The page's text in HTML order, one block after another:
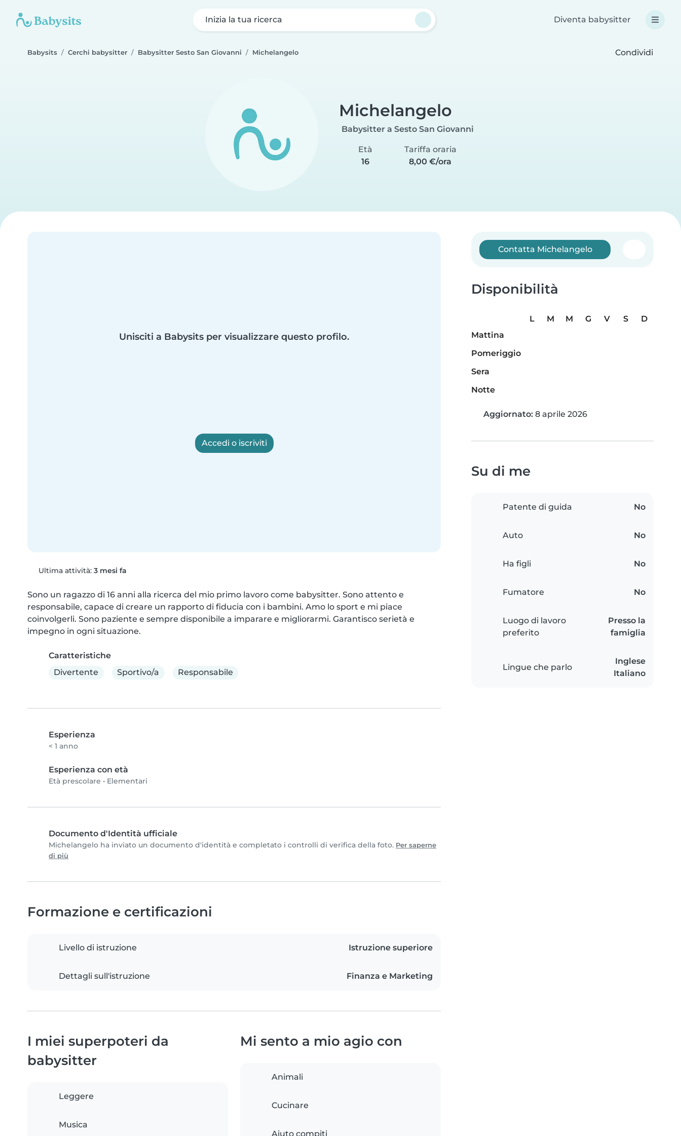
Inizia la tua ricerca Diventa babysitter
Babysits Cerchi babysitter Babysitter Sesto San Giovanni Michelangelo Condividi
Michelangelo
Babysitter a Sesto San Giovanni
Età
16
Tariffa oraria
8,00 €/ora
Unisciti a Babysits per visualizzare questo profilo.
Accedi o iscriviti
Ultima attività: 3 mesi fa
Sono un ragazzo di 16 anni alla ricerca del mio primo lavoro come babysitter. Sono attento e
responsabile, capace di creare un rapporto di fiducia con i bambini. Amo lo sport e mi piace
coinvolgerli. Sono paziente e sempre disponibile a imparare e migliorarmi. Garantisco serietà e
impegno in ogni situazione.
Caratteristiche
Divertente
Sportivo/a Responsabile
Esperienza
< 1 anno
Esperienza con età
Età prescolare • Elementari
Documento d'Identità ufficiale
Michelangelo ha inviato un documento d'identità e completato i controlli di verifica della foto. Per saperne
di più
Contatta Michelangelo
Disponibilità
L M M G V S
D
Mattina
Pomeriggio
Sera
Notte
Aggiornato: 8 aprile 2026
Su di me
Patente di guida No
Auto No
Ha figli No
Fumatore No
Luogo di lavoro
preferito
Presso la
famiglia
Lingue che parlo
Inglese
Italiano
Formazione e certificazioni
Livello di istruzione Istruzione superiore
Dettagli sull'istruzione Finanza e Marketing
I miei superpoteri da
babysitter
Leggere
Musica
Mi sento a mio agio con
Animali
Cucinare
Aiuto compiti